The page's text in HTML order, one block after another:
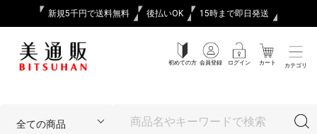
新規5千円で送料無料 後払いOK 15時まで即日発送
初めての方 会員登録 ログイン カート カテゴリ